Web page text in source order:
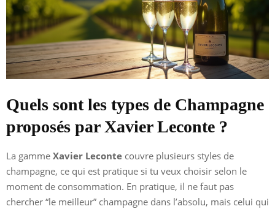
Quels sont les types de Champagne
proposés par Xavier Leconte ?
La gamme Xavier Leconte couvre plusieurs styles de
champagne, ce qui est pratique si tu veux choisir selon le
moment de consommation. En pratique, il ne faut pas
chercher “le meilleur” champagne dans l’absolu, mais celui qui